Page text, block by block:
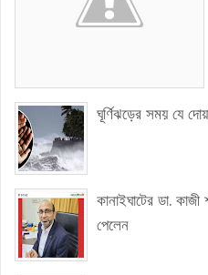
ঘূর্ণিঝড়ের সময় যে
কানাইঘাটের ডা.
পেলেন